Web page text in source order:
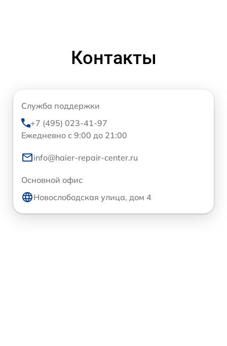
Контакты
Служба поддержки
+7 (495) 023-41-97
Ежедневно с 9:00 до 21:00
info@haier-repair-center.ru
Основной офис
Новослободская улица, дом 4